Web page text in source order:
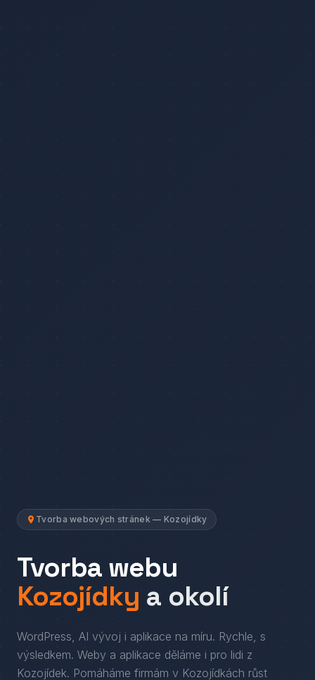
Tvorba webových stránek — Kozojídky
Tvorba webu
Kozojídky a okolí
WordPress, AI vývoj i aplikace na míru. Rychle, s
výsledkem. Weby a aplikace děláme i pro lidi z
Kozojídek. Pomáháme firmám v Kozojídkách růst